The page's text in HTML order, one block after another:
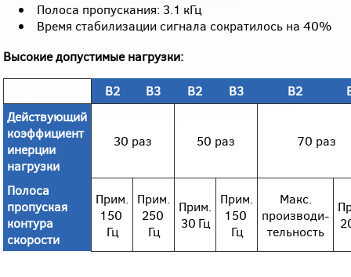
Полоса пропускания: 3.1 кГц
Время стабилизации сигнала сократилось на 40%
Высокие допустимые нагрузки:
B2 B3 B2 B3 B2
Действующий
коэффициент
инерции
нагрузки
30 раз 50 раз 70 раз
Полоса
пропуская
контура
скорости
Прим.
150
Гц
Прим.
250
Гц
Прим.
30 Гц
Прим.
150
Гц
Макс.
производи-
тельность